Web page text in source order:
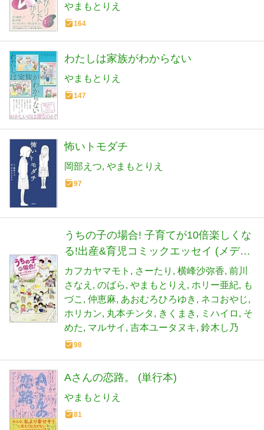
やまもとりえ
164
わたしは家族がわからない
やまもとりえ
147
怖いトモダチ
岡部えつ やまもとりえ
97
うちの子の場合! 子育てが10倍楽しくな
る!出産&育児コミックエッセイ (メディ
アファクトリーのコミックエッセイ)
カフカヤマモト さーたり 横峰沙弥香 前川
さなえ
のばら やまもとりえ ホリー亜紀
も
づこ
仲恵麻 あおむろひろゆき
ネコおやじ
ホリカン 丸本チンタ きくまき ミハイロ
そ
めた
マルサイ 吉本ユータヌキ 鈴木し乃
98
Aさんの恋路。 (単行本)
やまもとりえ
81